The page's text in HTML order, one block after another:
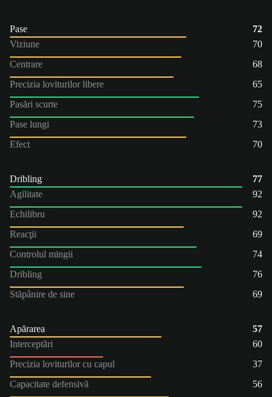
Pase
72
Viziune
70
Centrare
68
Precizia loviturilor libere
65
Pasări scurte
75
Pase lungi
73
Efect
70
Dribling
77
Agilitate
92
Echilibru
92
Reacţii
69
Controlul mingii
74
Dribling
76
Stăpânire de sine
69
Apărarea
57
Interceptări
60
Precizia loviturilor cu capul
37
Capacitate defensivă
56